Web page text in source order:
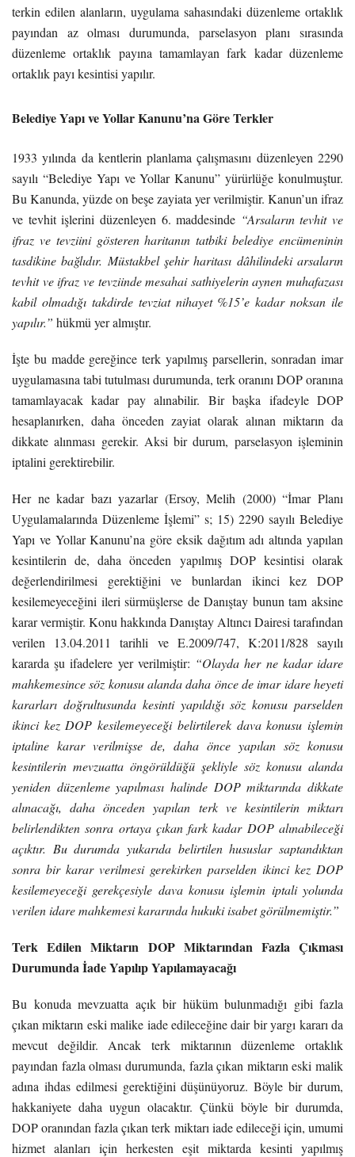
terkin edilen alanların, uygulama sahasındaki düzenleme ortaklık
payından az olması durumunda, parselasyon planı sırasında
düzenleme ortaklık payına tamamlayan fark kadar düzenleme
ortaklık payı kesintisi yapılır.
Belediye Yapı ve Yollar Kanunu’na Göre Terkler
1933 yılında da kentlerin planlama çalışmasını düzenleyen 2290
sayılı “Belediye Yapı ve Yollar Kanunu” yürürlüğe konulmuştur.
Bu Kanunda, yüzde on beşe zayiata yer verilmiştir. Kanun’un ifraz
ve tevhit işlerini düzenleyen 6. maddesinde “Arsaların tevhit ve
ifraz ve tevziini gösteren haritanın tatbiki belediye encümeninin
tasdikine bağlıdır. Müstakbel şehir haritası dâhilindeki arsaların
tevhit ve ifraz ve tevziinde mesahai sathiyelerin aynen muhafazası
kabil olmadığı takdirde tevziat nihayet %15’e kadar noksan ile
yapılır.” hükmü yer almıştır.
İşte bu madde gereğince terk yapılmış parsellerin, sonradan imar
uygulamasına tabi tutulması durumunda, terk oranını DOP oranına
tamamlayacak kadar pay alınabilir. Bir başka ifadeyle DOP
hesaplanırken, daha önceden zayiat olarak alınan miktarın da
dikkate alınması gerekir. Aksi bir durum, parselasyon işleminin
iptalini gerektirebilir.
Her ne kadar bazı yazarlar (Ersoy, Melih (2000) “İmar Planı
Uygulamalarında Düzenleme İşlemi” s; 15) 2290 sayılı Belediye
Yapı ve Yollar Kanunu’na göre eksik dağıtım adı altında yapılan
kesintilerin de, daha önceden yapılmış DOP kesintisi olarak
değerlendirilmesi gerektiğini ve bunlardan ikinci kez DOP
kesilemeyeceğini ileri sürmüşlerse de Danıştay bunun tam aksine
karar vermiştir. Konu hakkında Danıştay Altıncı Dairesi tarafından
verilen 13.04.2011 tarihli ve E.2009/747, K:2011/828 sayılı
kararda şu ifadelere yer verilmiştir: “Olayda her ne kadar idare
mahkemesince söz konusu alanda daha önce de imar idare heyeti
kararları doğrultusunda kesinti yapıldığı söz konusu parselden
ikinci kez DOP kesilemeyeceği belirtilerek dava konusu işlemin
iptaline karar verilmişse de, daha önce yapılan söz konusu
kesintilerin mevzuatta öngörüldüğü şekliyle söz konusu alanda
yeniden düzenleme yapılması halinde DOP miktarında dikkate
alınacağı, daha önceden yapılan terk ve kesintilerin miktarı
belirlendikten sonra ortaya çıkan fark kadar DOP alınabileceği
açıktır. Bu durumda yukarıda belirtilen hususlar saptandıktan
sonra bir karar verilmesi gerekirken parselden ikinci kez DOP
kesilemeyeceği gerekçesiyle dava konusu işlemin iptali yolunda
verilen idare mahkemesi kararında hukuki isabet görülmemiştir.”
Terk Edilen Miktarın DOP Miktarından Fazla Çıkması
Durumunda İade Yapılıp Yapılamayacağı
Bu konuda mevzuatta açık bir hüküm bulunmadığı gibi fazla
çıkan miktarın eski malike iade edileceğine dair bir yargı kararı da
mevcut değildir. Ancak terk miktarının düzenleme ortaklık
payından fazla olması durumunda, fazla çıkan miktarın eski malik
adına ihdas edilmesi gerektiğini düşünüyoruz. Böyle bir durum,
hakkaniyete daha uygun olacaktır. Çünkü böyle bir durumda,
DOP oranından fazla çıkan terk miktarı iade edileceği için, umumi
hizmet alanları için herkesten eşit miktarda kesinti yapılmış